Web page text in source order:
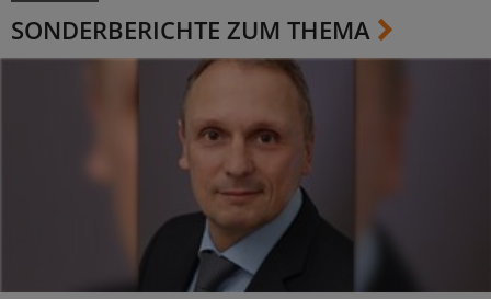
SONDERBERICHTE ZUM THEMA